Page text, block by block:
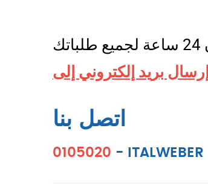
اتصل بنا
0105020 - ITALWEBER